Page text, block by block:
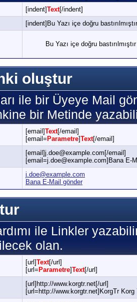
[indent]Text[/indent]
[indent]Bu Yazı içe doğru
Bu Yazı içe doğru bastırılmıştır
oluştur
ile bir Üyeye Mail
bir Metinde
[email]Text[/email]
[email= Parametre]Text[/email]
[email]j.doe@example.com[/email]
[email=j.doe@example.com]Bana E-
j.doe@example.com
Bana E-Mail gönder
ile Linkler
olan.
[url]Text[/url]
[url= Parametre]Text[/url]
[url]http://www.korgtr.net[/url]
[url=http://www.korgtr.net]KorgTr